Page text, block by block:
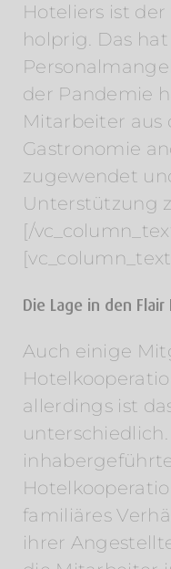
Hoteliers ist
holprig. Das
der Pandemie
Mitarbeiter aus
Gastronomie
zugewendet
Unterstützung
[/
Die Lage in den Flair
Auch einige
allerdings ist
familiäres
ihrer